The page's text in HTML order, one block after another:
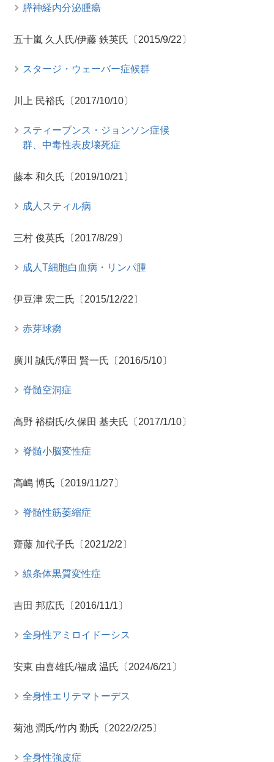
膵神経内分泌腫瘍
五十嵐 久人氏/伊藤 鉄英氏〔2015/9/22〕
スタージ・ウェーバー症候群
川上 民裕氏〔2017/10/10〕
スティーブンス・ジョンソン症候
群、中毒性表皮壊死症
藤本 和久氏〔2019/10/21〕
成人スティル病
三村 俊英氏〔2017/8/29〕
成人T細胞白血病・リンパ腫
伊豆津 宏二氏〔2015/12/22〕
赤芽球癆
廣川 誠氏/澤田 賢一氏〔2016/5/10〕
脊髄空洞症
高野 裕樹氏/久保田 基夫氏〔2017/1/10〕
脊髄小脳変性症
高嶋 博氏〔2019/11/27〕
脊髄性筋萎縮症
齋藤 加代子氏〔2021/2/2〕
線条体黒質変性症
吉田 邦広氏〔2016/11/1〕
全身性アミロイドーシス
安東 由喜雄氏/福成 温氏〔2024/6/21〕
全身性エリテマトーデス
菊池 潤氏/竹内 勤氏〔2022/2/25〕
全身性強皮症